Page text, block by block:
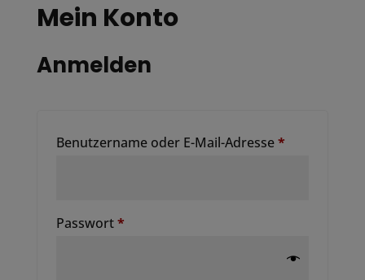
Mein Konto
Anmelden
Benutzername oder E-Mail-Adresse*Erforderlich
Passwort*Erforderlich